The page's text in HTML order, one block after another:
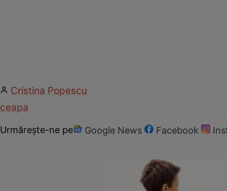
Cristina Popescu
ceapa
Urmărește-ne pe Google News Facebook